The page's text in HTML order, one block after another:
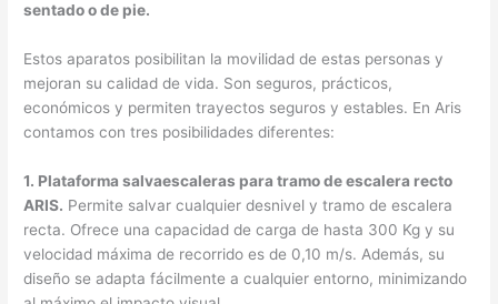
sentado o de pie.
Estos aparatos posibilitan la movilidad de estas personas y
mejoran su calidad de vida. Son seguros, prácticos,
económicos y permiten trayectos seguros y estables. En Aris
contamos con tres posibilidades diferentes:
1. Plataforma salvaescaleras para tramo de escalera recto
ARIS. Permite salvar cualquier desnivel y tramo de escalera
recta. Ofrece una capacidad de carga de hasta 300 Kg y su
velocidad máxima de recorrido es de 0,10 m/s. Además, su
diseño se adapta fácilmente a cualquier entorno, minimizando